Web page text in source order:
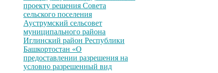
проекту решения Совета
сельского поселения
Ауструмский сельсовет
муниципального района
Иглинский район Республики
Башкортостан «О
предоставлении разрешения на
условно разрешенный вид